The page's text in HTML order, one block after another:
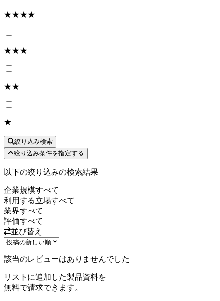
★★★★
★★★
★★
★
絞り込み検索
絞り込み条件を指定する
以下の絞り込みの検索結果
企業規模すべて
利用する立場すべて
業界すべて
評価すべて
並び替え
該当のレビューはありませんでした
リストに追加した製品資料を
無料で請求できます。